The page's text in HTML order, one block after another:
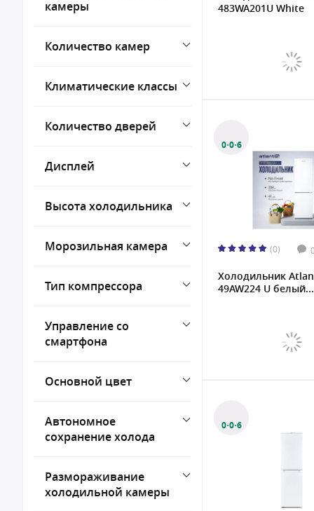
11 кг/сутки
12.4 кг/сутки
камеры
Количество камер
Климатические классы
Количество дверей
Дисплей
Высота холодильника
Морозильная камера
Тип компрессора
Управление со
смартфона
Основной цвет
Автономное
сохранение холода
Размораживание
холодильной камеры
483WA201U White
0·0·6
(0) 0
Холодильник
49AW224 U белый...
0·0·6